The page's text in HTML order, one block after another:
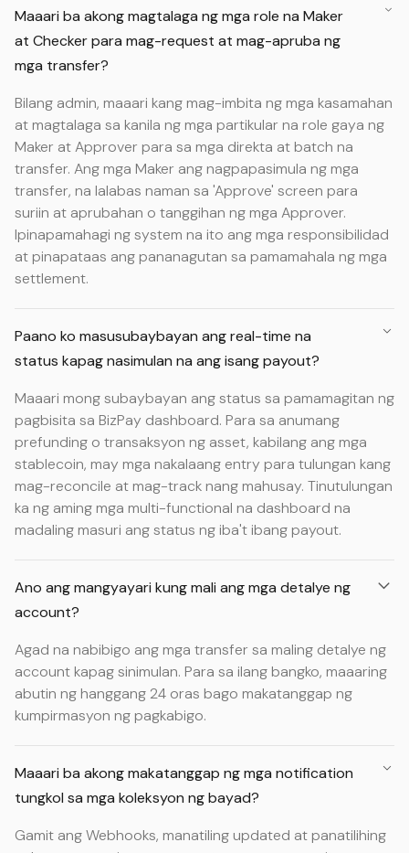
Maaari ba akong magtalaga ng mga role na Maker
at Checker para mag-request at mag-apruba ng
mga transfer?
Bilang admin, maaari kang mag-imbita ng mga kasamahan
at magtalaga sa kanila ng mga partikular na role gaya ng
Maker at Approver para sa mga direkta at batch na
transfer. Ang mga Maker ang nagpapasimula ng mga
transfer, na lalabas naman sa 'Approve' screen para
suriin at aprubahan o tanggihan ng mga Approver.
Ipinapamahagi ng system na ito ang mga responsibilidad
at pinapataas ang pananagutan sa pamamahala ng mga
settlement.
Paano ko masusubaybayan ang real-time na
status kapag nasimulan na ang isang payout?
Maaari mong subaybayan ang status sa pamamagitan ng
pagbisita sa BizPay dashboard. Para sa anumang
prefunding o transaksyon ng asset, kabilang ang mga
stablecoin, may mga nakalaang entry para tulungan kang
mag-reconcile at mag-track nang mahusay. Tinutulungan
ka ng aming mga multi-functional na dashboard na
madaling masuri ang status ng iba't ibang payout.
Ano ang mangyayari kung mali ang mga detalye ng
account?
Agad na nabibigo ang mga transfer sa maling detalye ng
account kapag sinimulan. Para sa ilang bangko, maaaring
abutin ng hanggang 24 oras bago makatanggap ng
kumpirmasyon ng pagkabigo.
Maaari ba akong makatanggap ng mga notification
tungkol sa mga koleksyon ng bayad?
Gamit ang Webhooks, manatiling updated at panatilihing